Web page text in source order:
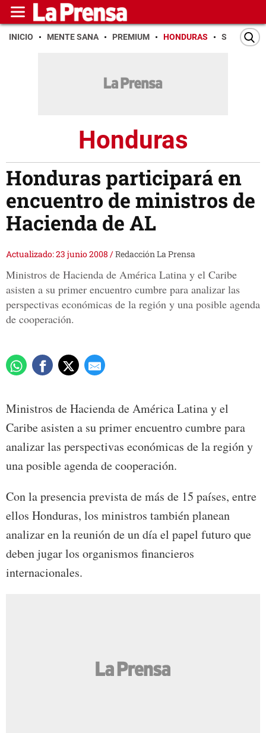
INICIO MENTE SANA PREMIUM HONDURAS SAN PEDRO
Honduras
Honduras participará en
encuentro de ministros de
Hacienda de AL
Actualizado: 23 junio 2008 /Redacción La Prensa
Ministros de Hacienda de América Latina y el Caribe
asisten a su primer encuentro cumbre para analizar las
perspectivas económicas de la región y una posible agenda
de cooperación.
Ministros de Hacienda de América Latina y el
Caribe asisten a su primer encuentro cumbre para
analizar las perspectivas económicas de la región y
una posible agenda de cooperación.
Con la presencia prevista de más de 15 países, entre
ellos Honduras, los ministros también planean
analizar en la reunión de un día el papel futuro que
deben jugar los organismos financieros
internacionales.